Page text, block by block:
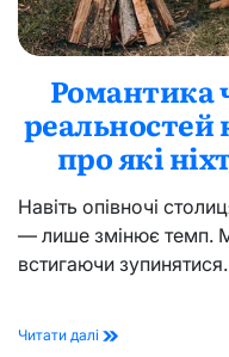
Романтика
реальностей
про які
Навіть опівночі
— лише змінює темп.
встигаючи
Читати далі Романтика